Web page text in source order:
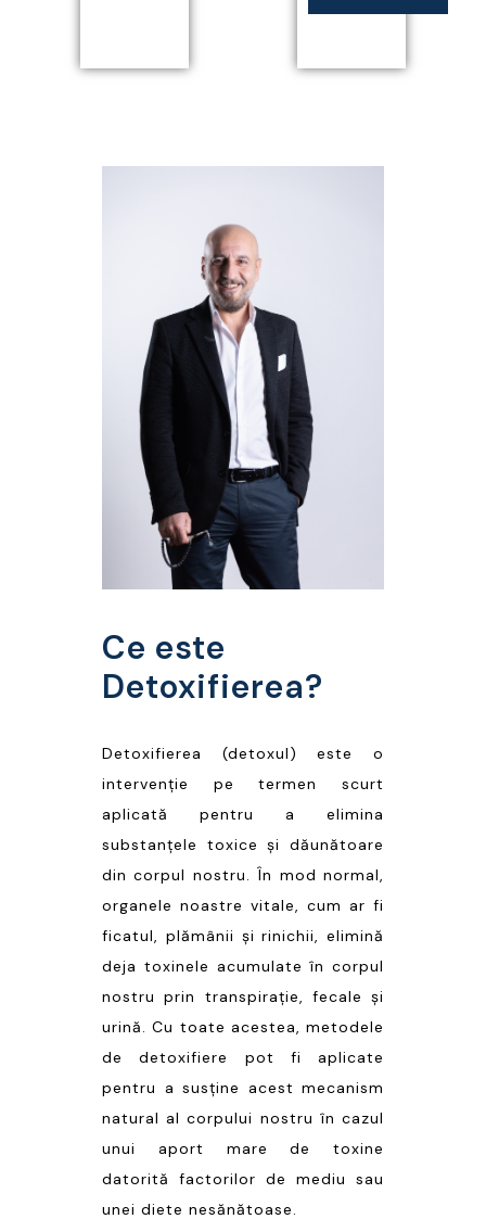
Ce este
Detoxifierea?
Detoxifierea (detoxul) este o
intervenție pe termen scurt
aplicată pentru a elimina
substanțele toxice și dăunătoare
din corpul nostru. În mod normal,
organele noastre vitale, cum ar fi
ficatul, plămânii și rinichii, elimină
deja toxinele acumulate în corpul
nostru prin transpirație, fecale și
urină. Cu toate acestea, metodele
de detoxifiere pot fi aplicate
pentru a susține acest mecanism
natural al corpului nostru în cazul
unui aport mare de toxine
datorită factorilor de mediu sau
unei diete nesănătoase.